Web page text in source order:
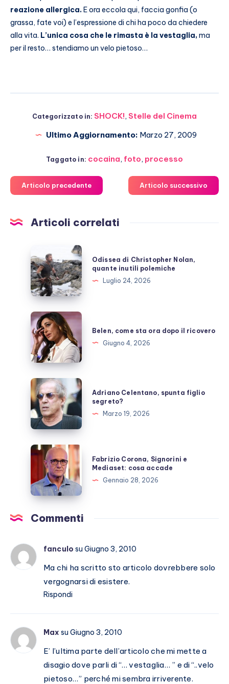
reazione allergica. E ora eccola qui, faccia gonfia (o
grassa, fate voi) e l’espressione di chi ha poco da chiedere
alla vita. L’unica cosa che le rimasta è la vestaglia,ma
per il resto… stendiamo un velo pietoso…
Categorizzato in: SHOCK!, Stelle del Cinema
Ultimo Aggiornamento: Marzo 27, 2009
Taggato in: cocaina, foto, processo
Articolo precedente Articolo successivo
Articoli correlati
di
Christopher
Nolan,
quante
inutili
polemiche
Odissea di Christopher Nolan,
quante inutili polemiche
Luglio 24, 2026
Belen,
come
sta
ora
dopo
il
ricovero
Belen, come sta ora dopo il ricovero
Giugno 4, 2026
Adriano
Celentano,
spunta
figlio
segreto?
Adriano Celentano, spunta figlio
segreto?
Marzo 19, 2026
Fabrizio
Corona,
Signorini
e
Mediaset:
cosa
Fabrizio Corona, Signorini e
Mediaset: cosa accade
Gennaio 28, 2026
Commenti
fanculo su Giugno 3, 2010
Ma chi ha scritto sto articolo dovrebbere solo
vergognarsi di esistere.
Rispondi
Max su Giugno 3, 2010
E’ l’ultima parte dell’articolo che mi mette a
disagio dove parli di “… vestaglia… ” e di “..velo
pietoso…” perché mi sembra irriverente.